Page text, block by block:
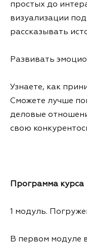
простых до
визуализации
рассказывать
Развивать
Узнаете, как
Сможете лучше
деловые
свою
Программа курса
1 модуль.
В первом модуле